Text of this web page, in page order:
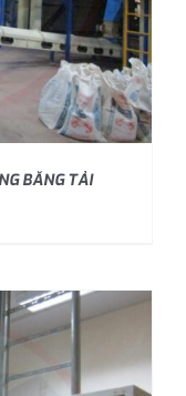
BĂNG TẢI